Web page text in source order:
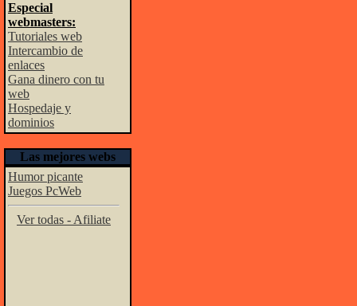
Especial
webmasters:
Tutoriales web
Intercambio de
enlaces
Gana dinero con tu
web
Hospedaje y
dominios
Las mejores webs
Humor picante
Juegos PcWeb
Ver todas - Afiliate